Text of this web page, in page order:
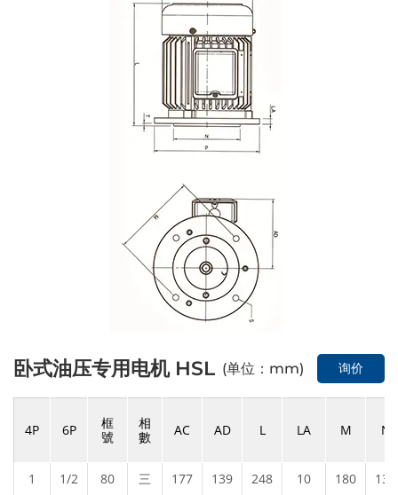
卧式油压专用电机 HSL (单位：mm) 询价
4P 6P
框
號
相
數
AC AD L LA M N
1 1/2 80 三 177 139 248 10 180
130